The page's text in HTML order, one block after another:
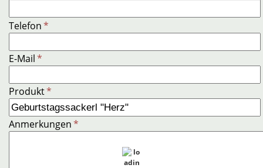
Telefon*
E-Mail*
Produkt*
Anmerkungen*